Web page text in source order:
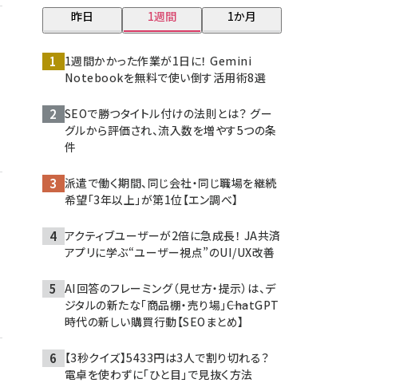
昨日 1週間 1か月
1週間かかった作業が1日に！ Gemini
Notebookを無料で使い倒す活用術8選
SEOで勝つタイトル付けの法則とは？ グー
グルから評価され、流入数を増やす5つの条
件
派遣で働く期間、同じ会社・同じ職場を継続
希望「3年以上」が第1位【エン調べ】
アクティブユーザーが2倍に急成長！ JA共済
アプリに学ぶ“ユーザー視点”のUI/UX改善
AI回答のフレーミング（見せ方・提示）は、デ
ジタルの新たな「商品棚・売り場」――ChatGPT
時代の新しい購買行動【SEOまとめ】
【3秒クイズ】5433円は3人で割り切れる？
電卓を使わずに「ひと目」で見抜く方法